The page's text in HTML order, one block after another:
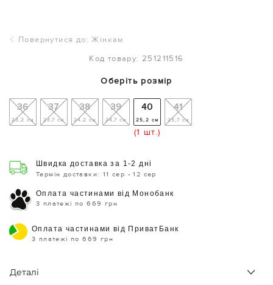
Повернутися до: Жінкам
Код товару: 251211516
Оберіть розмір
36
23,2 см
37
23,7 см
38
24,2 см
39
24,7 см
40
25,2 см
(1 шт.)
41
25,7 см
Швидка доставка за 1-2 дні
Термін доставки: 11 сер - 12 сер
Оплата частинами від Монобанк
3 платежі по 669 грн
Оплата частинами від ПриватБанк
3 платежі по 669 грн
Деталі